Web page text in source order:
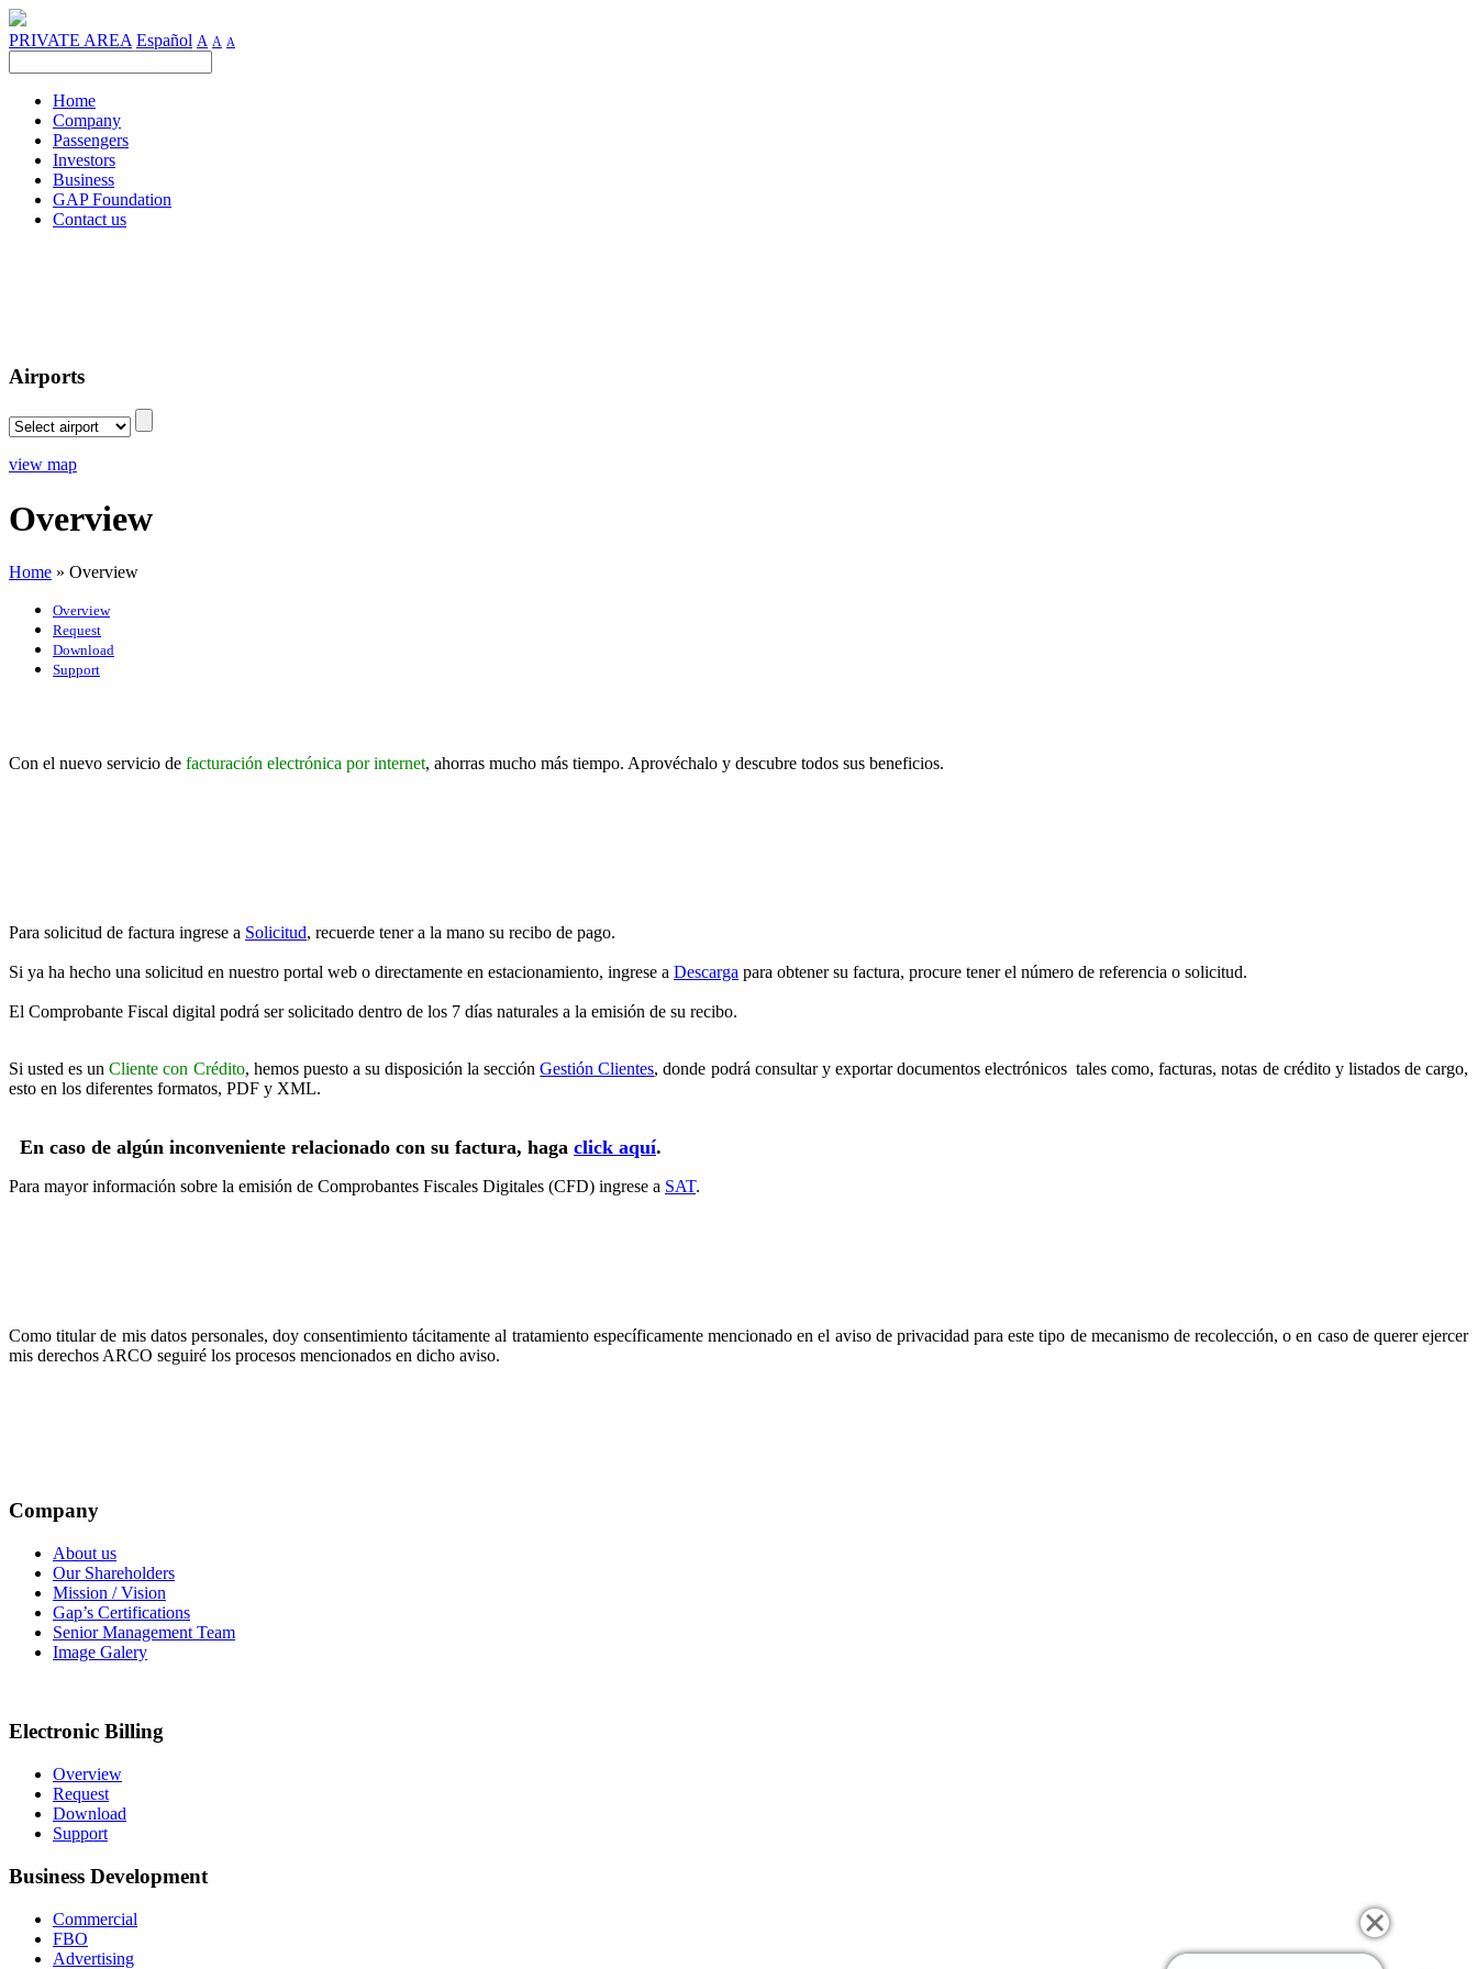
PRIVATE AREA Español A A A
Home
Company
Passengers
Investors
Business
GAP Foundation
Contact us
Airports
view map
Overview
Home » Overview
Overview
Request
Download
Support
Con el nuevo servicio de facturación electrónica por internet, ahorras mucho más tiempo. Aprovéchalo y descubre todos sus beneficios.
Para solicitud de factura ingrese a Solicitud, recuerde tener a la mano su recibo de pago.
Si ya ha hecho una solicitud en nuestro portal web o directamente en estacionamiento, ingrese a Descarga para obtener su factura, procure tener el número de referencia o solicitud.
El Comprobante Fiscal digital podrá ser solicitado dentro de los 7 días naturales a la emisión de su recibo.
Si usted es unCliente con Crédito, hemos puesto a su disposición la secciónGestión Clientes, donde podrá consultar y exportar documentos electrónicos tales como, facturas, notas de crédito y listados de cargo,
esto en los diferentes formatos, PDF y XML.
En caso de algún inconveniente relacionado con su factura, haga click aquí.
Para mayor información sobre la emisión de Comprobantes Fiscales Digitales (CFD) ingrese a SAT.
Como titular de mis datos personales, doy consentimiento tácitamente al tratamiento específicamente mencionado en el aviso de privacidad para este tipo de mecanismo de recolección, o en caso de querer ejercer
mis derechos ARCO seguiré los procesos mencionados en dicho aviso.
Company
About us
Our Shareholders
Mission / Vision
Gap’s Certifications
Senior Management Team
Image Galery
Electronic Billing
Overview
Request
Download
Support
Business Development
Commercial
FBO
Advertising